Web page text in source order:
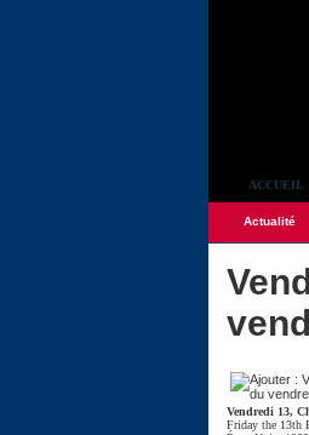
ACCUEIL
Actualité
Vendredi 13,
Friday the 13th